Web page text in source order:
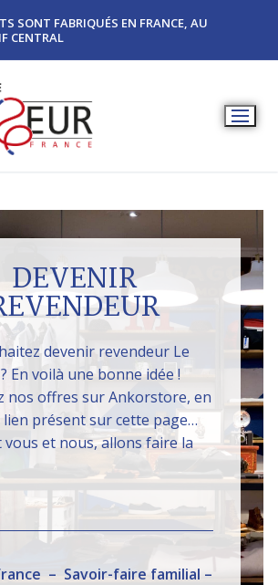
SONT FABRIQUÉS EN FRANCE, AU
CENTRAL
DEVENIR
devenir revendeur Le
En voilà une bonne idée !
nos offres sur Ankorstore, en
présent sur cette page…
et nous, allons faire la
– Savoir-faire familial –